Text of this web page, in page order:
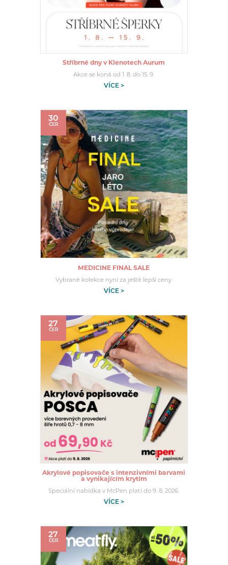
Stříbrné dny v Klenotech Aurum
Akce se koná od 1. 8. do 15. 9.
VÍCE >
30
ČER
MEDICINE FINAL SALE
Vybrané kolekce nyní za ještě lepší ceny.
VÍCE >
27
ČER
Akrylové popisovače s intenzivními barvami
a vynikajícím krytím
Speciální nabídka v McPen platí do 9. 8. 2026.
VÍCE >
27
ČER